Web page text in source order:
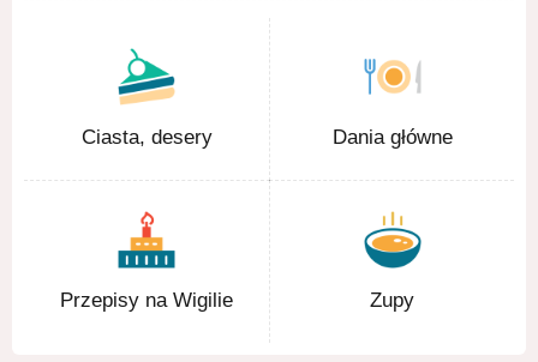
Ciasta, desery Dania główne
Przepisy na Wigilie Zupy